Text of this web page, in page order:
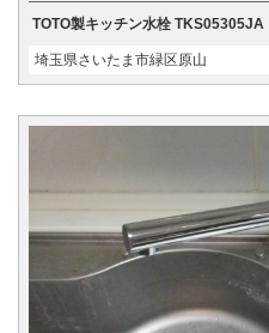
TOTO製キッチン水栓 TKS05305JA
埼玉県さいたま市緑区原山